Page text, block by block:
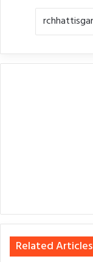
Related Articles